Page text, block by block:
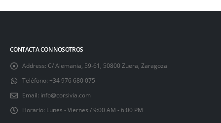
CONTACTA CON NOSOTROS
Address: C/ Alemania, 59-61, 50800 Zuera, Zaragoza
Teléfono: +34 976 680 075
Email: info@corsivia.com
Horario: Lunes - Viernes / 9:00 AM - 6:00 PM